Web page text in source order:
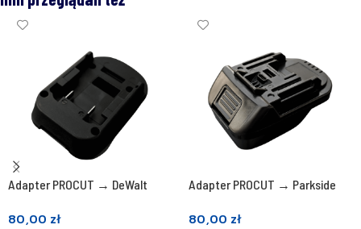
Adapter PROCUT → DeWalt
80,00 zł
Adapter PROCUT → Parkside
80,00 zł